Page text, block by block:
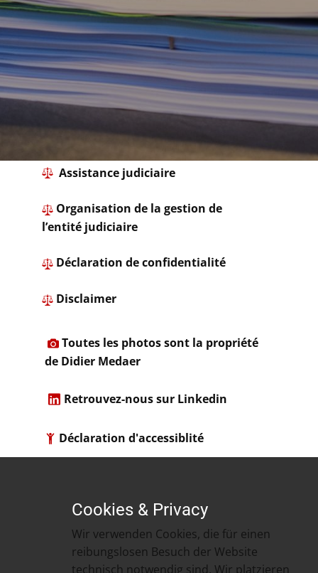
​ Assistance judiciaire
Organisation de la gestion de
l’entité judiciaire
​ ​Déclaration de confidentialité
Disclaimer
Toutes les photos sont la propriété
de Didier Medaer​
Retrouvez-nous sur Linkedin
Déclaration d'accessiblité
Cookies & Privacy
​​Wir verwenden Cookies, die für einen
reibungslosen Besuch der Website
technisch notwendig sind. Wir platzieren